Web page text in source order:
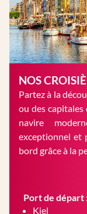
NOS
Partez à la
ou des capitales
navire
exceptionnel et
bord grâce à la
Port de départ
Kiel